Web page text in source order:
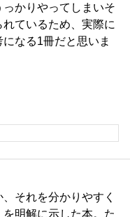
かりやってしまいそ
ているため、実際に
なる1冊だと思いま
それを分かりやすく
明解に示した本。た